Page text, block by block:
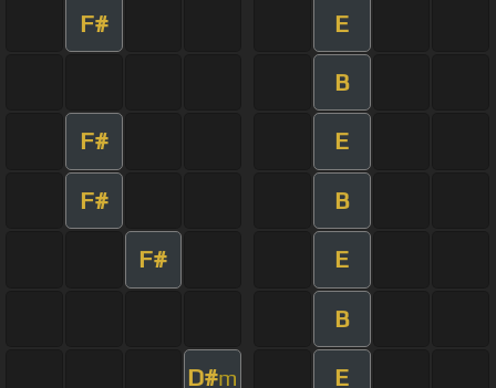
F# E
B
F# E
F# B
F# E
B
D#m E